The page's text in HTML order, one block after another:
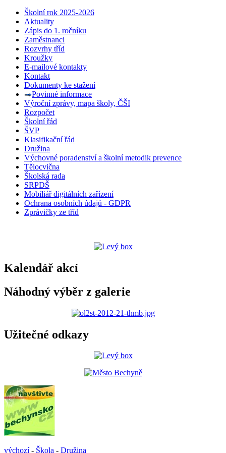
Školní rok 2025-2026
Aktuality
Zápis do 1. ročníku
Zaměstnanci
Rozvrhy tříd
Kroužky
E-mailové kontakty
Kontakt
Dokumenty ke stažení
Povinné informace
Výroční zprávy, mapa školy, ČŠI
Rozpočet
Školní řád
ŠVP
Klasifikační řád
Družina
Výchovné poradenství a školní metodik prevence
Tělocvična
Školská rada
SRPDŠ
Mobiliář digitálních zařízení
Ochrana osobních údajů - GDPR
Zprávičky ze tříd
Kalendář akcí
Náhodný výběr z galerie
Užitečné odkazy
výchozí- Škola - Družina